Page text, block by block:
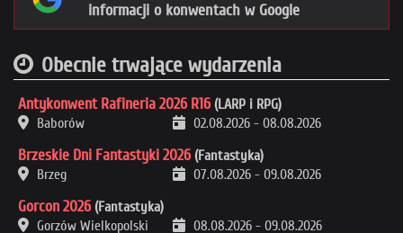
informacji o konwentach w Google
Obecnie trwające wydarzenia
Antykonwent Rafineria 2026 R16 (LARP i RPG)
Baborów
02.08.2026 - 08.08.2026
Brzeskie Dni Fantastyki 2026 (Fantastyka)
Brzeg
07.08.2026 - 09.08.2026
Gorcon 2026 (Fantastyka)
Gorzów Wielkopolski
08.08.2026 - 09.08.2026